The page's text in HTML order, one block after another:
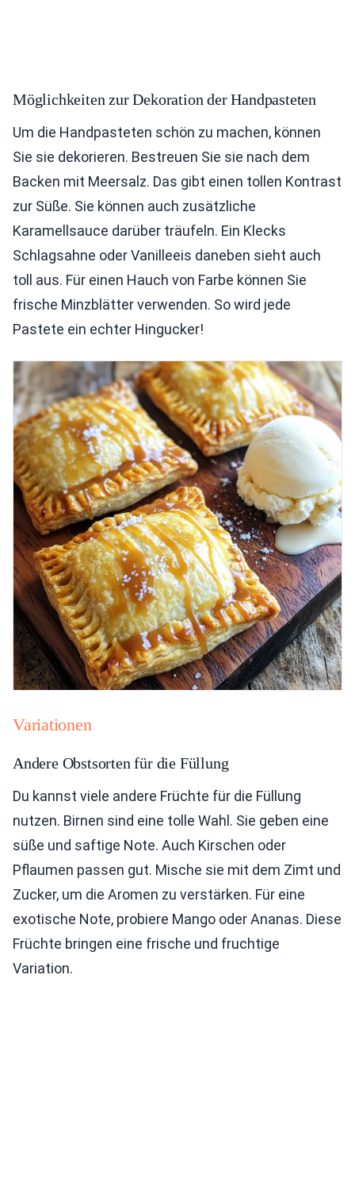
Möglichkeiten zur Dekoration der Handpasteten
Um die Handpasteten schön zu machen, können
Sie sie dekorieren. Bestreuen Sie sie nach dem
Backen mit Meersalz. Das gibt einen tollen Kontrast
zur Süße. Sie können auch zusätzliche
Karamellsauce darüber träufeln. Ein Klecks
Schlagsahne oder Vanilleeis daneben sieht auch
toll aus. Für einen Hauch von Farbe können Sie
frische Minzblätter verwenden. So wird jede
Pastete ein echter Hingucker!
Variationen
Andere Obstsorten für die Füllung
Du kannst viele andere Früchte für die Füllung
nutzen. Birnen sind eine tolle Wahl. Sie geben eine
süße und saftige Note. Auch Kirschen oder
Pflaumen passen gut. Mische sie mit dem Zimt und
Zucker, um die Aromen zu verstärken. Für eine
exotische Note, probiere Mango oder Ananas. Diese
Früchte bringen eine frische und fruchtige
Variation.